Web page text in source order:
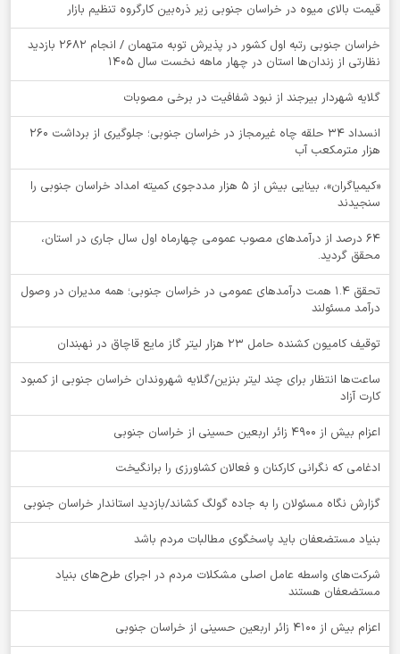
قیمت بالای میوه در خراسان جنوبی زیر ذره‌بین کارگروه تنظیم بازار
خراسان جنوبی رتبه اول کشور در پذیرش توبه متهمان / انجام ۲۶۸۲ بازدید
نظارتی از زندان‌ها استان در چهار ماهه نخست سال 1405
گلایه شهردار بیرجند از نبود شفافیت در برخی مصوبات
انسداد ۳۴ حلقه چاه غیرمجاز در خراسان جنوبی؛ جلوگیری از برداشت ۲۶۰
هزار مترمکعب آب
«کیمیاگران»، بینایی بیش از ۵ هزار مددجوی کمیته امداد خراسان جنوبی را
سنجیدند
64 درصد از درآمدهای مصوب عمومی چهارماه اول سال جاری در استان،
محقق گردید.
تحقق ۱.۴ همت درآمدهای عمومی در خراسان جنوبی؛ همه مدیران در وصول
درآمد مسئولند
توقيف کامیون کشنده حامل 23 هزار لیتر گاز مایع قاچاق در نهبندان
ساعت‌ها انتظار برای چند لیتر بنزین/گلایه شهروندان خراسان جنوبی از کمبود
کارت آزاد
اعزام بیش از 4900 زائر اربعین حسینی از خراسان جنوبی
ادغامی که نگرانی کارکنان و فعالان کشاورزی را برانگیخت
گزارش نگاه مسئولان را به جاده گولگ کشاند/بازدید استاندار خراسان جنوبی
بنیاد مستضعفان باید پاسخگوی مطالبات مردم باشد
شرکت‌های واسطه عامل اصلی مشکلات مردم در اجرای طرح‌های بنیاد
مستضعفان هستند
اعزام بیش از 4100 زائر اربعین حسینی از خراسان جنوبی